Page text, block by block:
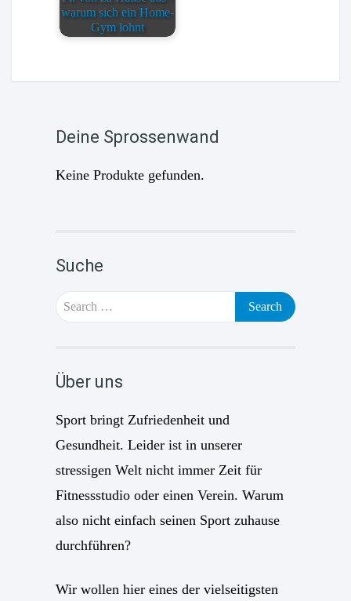
warum sich ein Home-
Gym lohnt
Deine Sprossenwand
Keine Produkte gefunden.
Suche
Search
Über uns
Sport bringt Zufriedenheit und
Gesundheit. Leider ist in unserer
stressigen Welt nicht immer Zeit für
Fitnessstudio oder einen Verein. Warum
also nicht einfach seinen Sport zuhause
durchführen?
Wir wollen hier eines der vielseitigsten